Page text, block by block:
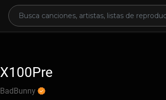
X100Pre
BadBunny